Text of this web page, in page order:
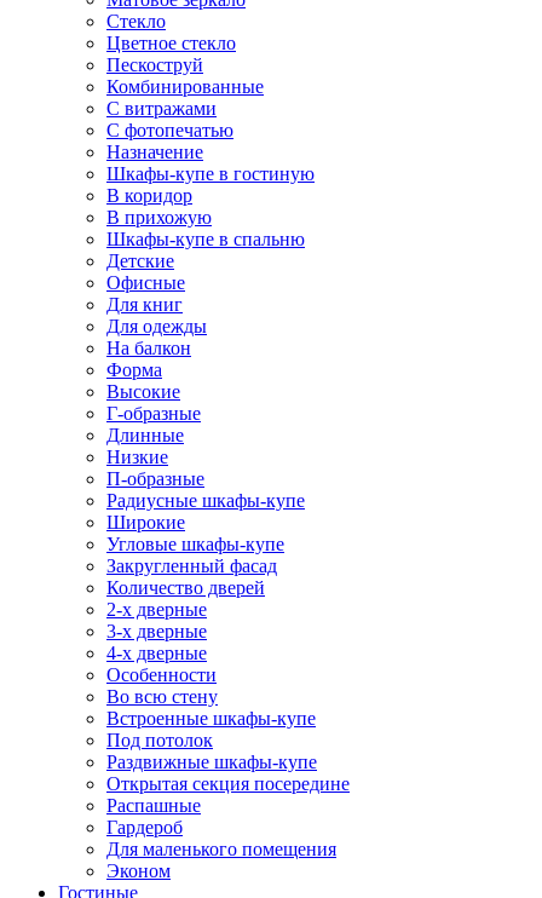
Стекло
Цветное стекло
Пескоструй
Комбинированные
С витражами
С фотопечатью
Назначение
Шкафы-купе в гостиную
В коридор
В прихожую
Шкафы-купе в спальню
Детские
Офисные
Для книг
Для одежды
На балкон
Форма
Высокие
Г-образные
Длинные
Низкие
П-образные
Радиусные шкафы-купе
Широкие
Угловые шкафы-купе
Закругленный фасад
Количество дверей
2-х дверные
3-х дверные
4-х дверные
Особенности
Во всю стену
Встроенные шкафы-купе
Под потолок
Раздвижные шкафы-купе
Открытая секция посередине
Распашные
Гардероб
Для маленького помещения
Эконом
Гостиные